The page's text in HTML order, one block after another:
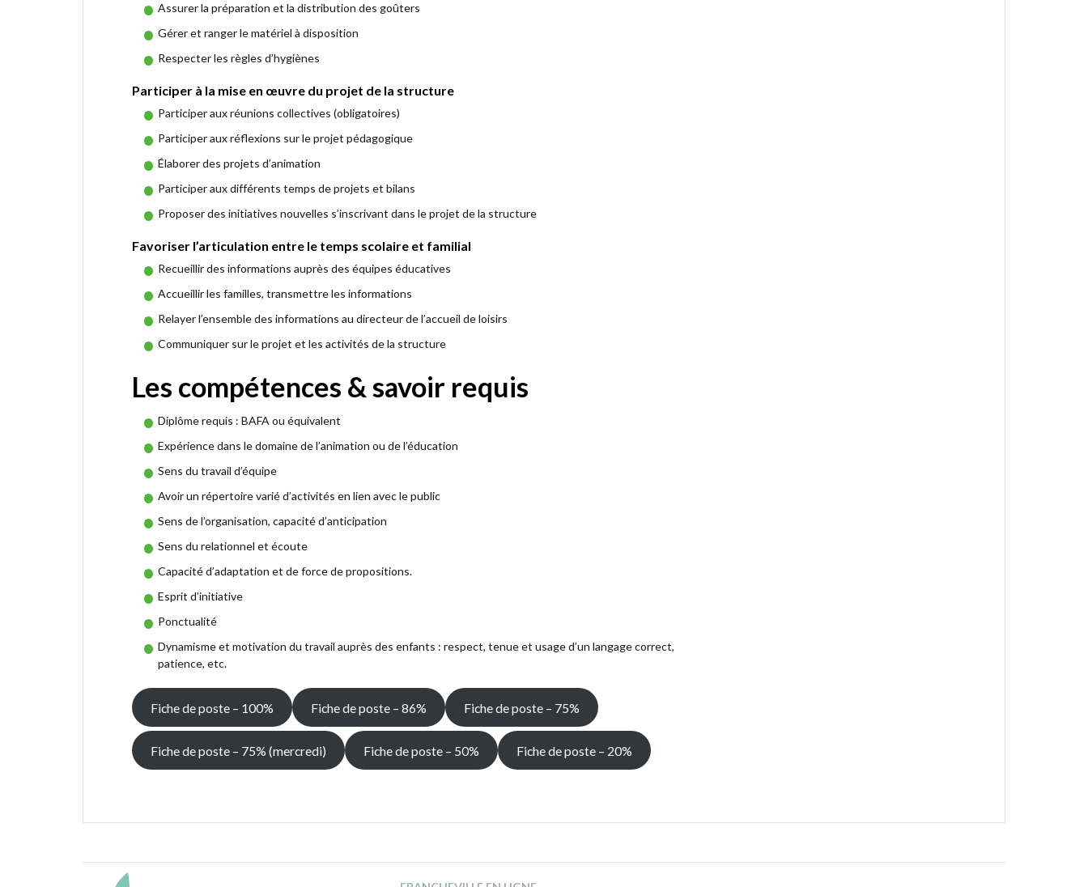
Assurer la préparation et la distribution des goûters
Gérer et ranger le matériel à disposition
Respecter les règles d’hygiènes
Participer à la mise en œuvre du projet de la structure
Participer aux réunions collectives (obligatoires)
Participer aux réflexions sur le projet pédagogique
Élaborer des projets d’animation
Participer aux différents temps de projets et bilans
Proposer des initiatives nouvelles s’inscrivant dans le projet de la structure
Favoriser l’articulation entre le temps scolaire et familial
Recueillir des informations auprès des équipes éducatives
Accueillir les familles, transmettre les informations
Relayer l’ensemble des informations au directeur de l’accueil de loisirs
Communiquer sur le projet et les activités de la structure
Les compétences & savoir requis
Diplôme requis : BAFA ou équivalent
Expérience dans le domaine de l’animation ou de l’éducation
Sens du travail d’équipe
Avoir un répertoire varié d’activités en lien avec le public
Sens de l’organisation, capacité d’anticipation
Sens du relationnel et écoute
Capacité d’adaptation et de force de propositions.
Esprit d’initiative
Ponctualité
Dynamisme et motivation du travail auprès des enfants : respect, tenue et usage d’un langage correct,
patience, etc.
Fiche de poste – 100% Fiche de poste – 86% Fiche de poste – 75%
Fiche de poste – 75% (mercredi) Fiche de poste – 50% Fiche de poste – 20%